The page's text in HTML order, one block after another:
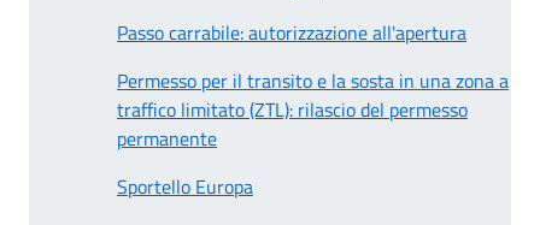
Passo carrabile: autorizzazione all'apertura
Permesso per il transito e la sosta in una zona a
traffico limitato (ZTL): rilascio del permesso
permanente
Sportello Europa